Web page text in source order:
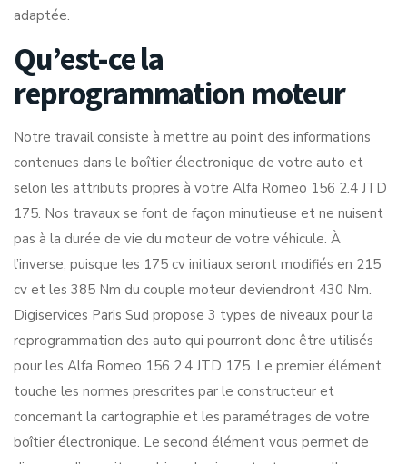
adaptée.
Qu’est-ce la
reprogrammation moteur
Notre travail consiste à mettre au point des informations
contenues dans le boîtier électronique de votre auto et
selon les attributs propres à votre Alfa Romeo 156 2.4 JTD
175. Nos travaux se font de façon minutieuse et ne nuisent
pas à la durée de vie du moteur de votre véhicule. À
l’inverse, puisque les 175 cv initiaux seront modifiés en 215
cv et les 385 Nm du couple moteur deviendront 430 Nm.
Digiservices Paris Sud propose 3 types de niveaux pour la
reprogrammation des auto qui pourront donc être utilisés
pour les Alfa Romeo 156 2.4 JTD 175. Le premier élément
touche les normes prescrites par le constructeur et
concernant la cartographie et les paramétrages de votre
boîtier électronique. Le second élément vous permet de